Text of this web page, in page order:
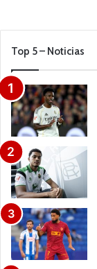
Top 5 – Noticias